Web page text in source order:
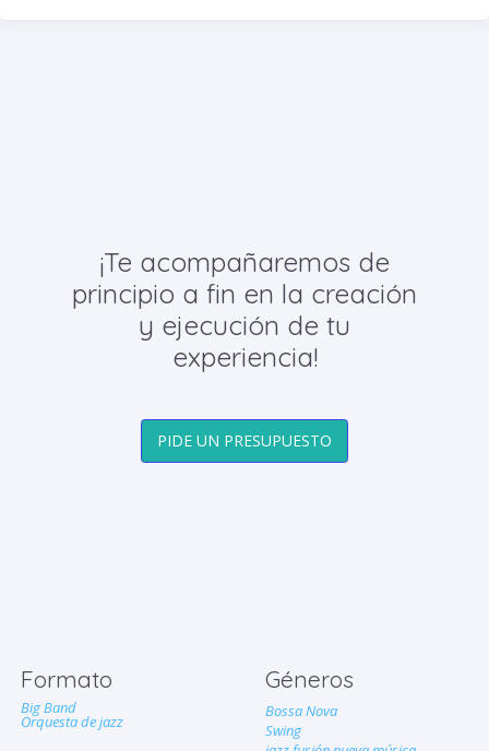
¡Te acompañaremos de
principio a fin en la creación
y ejecución de tu
experiencia!
PIDE UN PRESUPUESTO
Formato
Big Band
Orquesta de jazz
Géneros
Bossa Nova
Swing